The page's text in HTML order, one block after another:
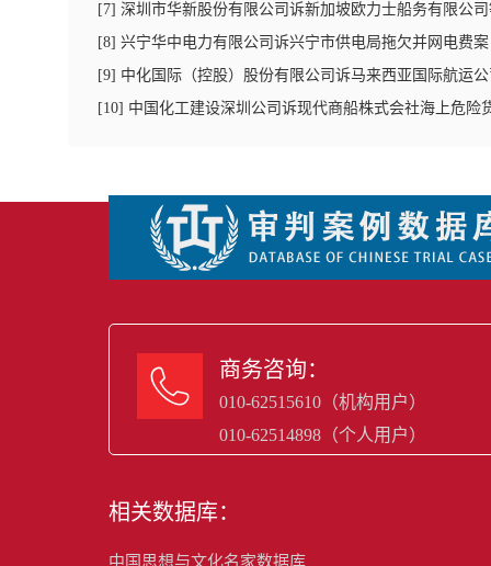
[7] 深圳市华新股份有限公司诉新加坡欧力士船务有限公
[8] 兴宁华中电力有限公司诉兴宁市供电局拖欠并网电费案
[9] 中化国际（控股）股份有限公司诉马来西亚国际航运
[10] 中国化工建设深圳公司诉现代商船株式会社海上危险
 商务咨询：
010-62515610（机构用户）
010-62514898（个人用户）
相关数据库：
中国思想与文化名家数据库